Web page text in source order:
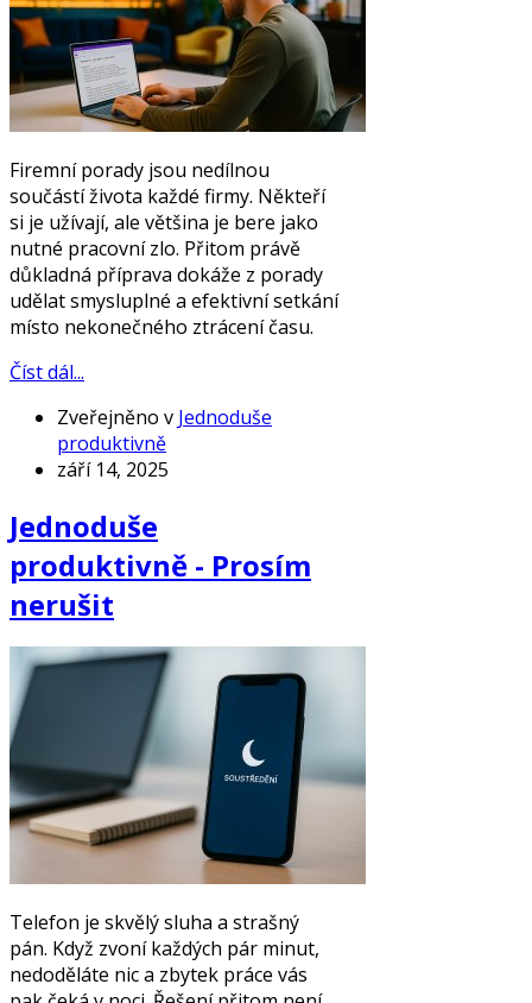
Firemní porady jsou nedílnou
součástí života každé firmy. Někteří
si je užívají, ale většina je bere jako
nutné pracovní zlo. Přitom právě
důkladná příprava dokáže z porady
udělat smysluplné a efektivní setkání
místo nekonečného ztrácení času.
Číst dál...
Zveřejněno v Jednoduše
produktivně
září 14, 2025
Jednoduše
produktivně - Prosím
nerušit
Telefon je skvělý sluha a strašný
pán. Když zvoní každých pár minut,
nedoděláte nic a zbytek práce vás